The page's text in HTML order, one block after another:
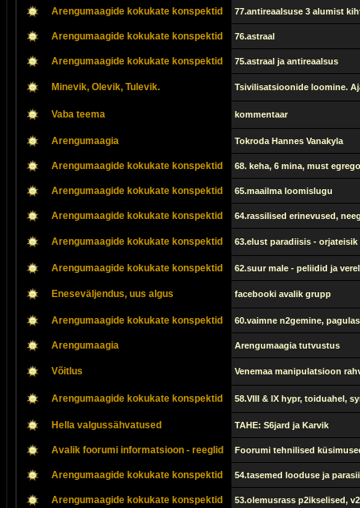
Arengumaagide kokukate konspektid 77.antireaalsuse 3 alumist
Arengumaagide kokukate konspektid 76.astraal
Arengumaagide kokukate konspektid 75.astraal ja antireaalsus
Minevik, Olevik, Tulevik. Tsivilisatsioonide loomine.
Vaba teema kommentaar
Arengumaagia Tokroda Hannes Vanakyla
Arengumaagide kokukate konspektid 68. keha, 6 mina, must
Arengumaagide kokukate konspektid 65.maailma loomislugu
Arengumaagide kokukate konspektid 64.rassilised erinevused,
Arengumaagide kokukate konspektid 63.elust paradiisis -
Arengumaagide kokukate konspektid 62.suur male - peliidid ja
Eneseväljendus, uus algus facebooki avalik grupp
Arengumaagide kokukate konspektid 60.vaimne n2gemine,
Arengumaagia Arengumaagia tutvustus
Võitlus Venemaa manipulatsioon
Arengumaagide kokukate konspektid 58.VIII & IX hypr, toiduahel,
Hella valgussähvatused TAHE: S6jard ja Karvik
Avalik foorumi informatsioon - reeglid Foorumi tehnilised
Arengumaagide kokukate konspektid 54.tasemed looduse ja
Arengumaagide kokukate konspektid 53.olemusrass p2ikselised,